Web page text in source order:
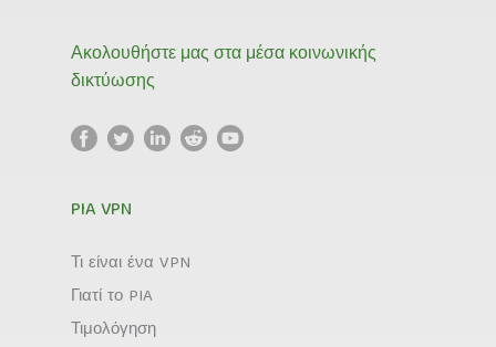
Ακολουθήστε μας στα μέσα κοινωνικής
δικτύωσης
PIA VPN
Τι είναι ένα VPN
Γιατί το PIA
Τιμολόγηση